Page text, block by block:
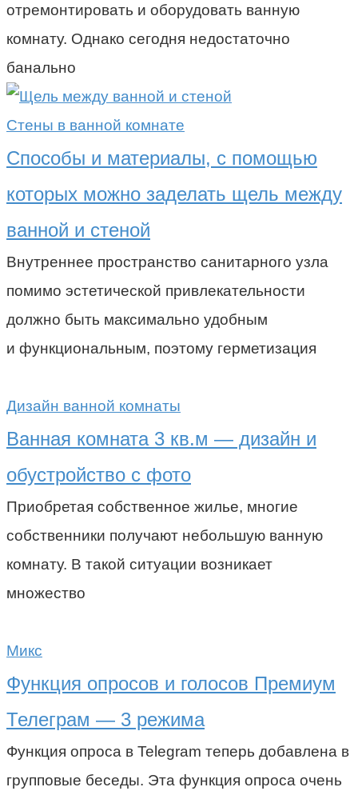
отремонтировать и оборудовать ванную
комнату. Однако сегодня недостаточно
банально
Стены в ванной комнате
Способы и материалы, с помощью
которых можно заделать щель между
ванной и стеной
Внутреннее пространство санитарного узла
помимо эстетической привлекательности
должно быть максимально удобным
и функциональным, поэтому герметизация
Дизайн ванной комнаты
Ванная комната 3 кв.м — дизайн и
обустройство с фото
Приобретая собственное жилье, многие
собственники получают небольшую ванную
комнату. В такой ситуации возникает
множество
Микс
Функция опросов и голосов Премиум
Телеграм — 3 режима
Функция опроса в Telegram теперь добавлена в
групповые беседы. Эта функция опроса очень